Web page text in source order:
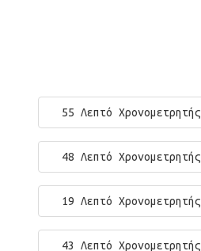
55 Λεπτό Χρονομετρητής
48 Λεπτό Χρονομετρητής
19 Λεπτό Χρονομετρητής
43 Λεπτό Χρονομετρητής